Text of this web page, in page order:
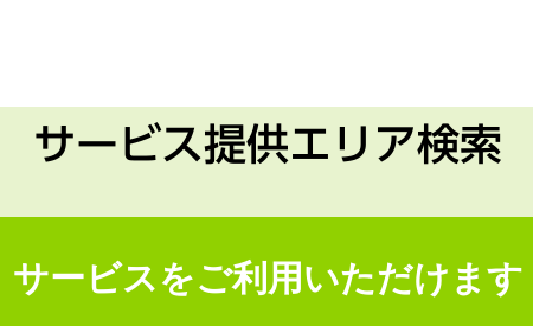
サービス提供エリア検索
サービスをご利用いただけます